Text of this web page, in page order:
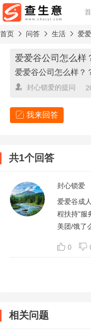
首页 问答 生活 爱
爱爱谷公司怎么样
爱爱谷公司怎么样？
封心锁爱的提问
我来回答
共1个回答
封心锁爱
爱爱谷成
程扶持"服
美团/饿了
0
相关问题